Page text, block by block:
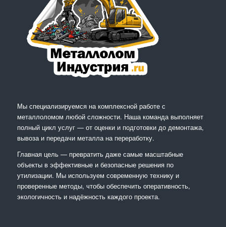
Мы специализируемся на комплексной работе с
металлоломом любой сложности. Наша команда выполняет
полный цикл услуг — от оценки и подготовки до демонтажа,
вывоза и передачи металла на переработку.
Главная цель — превратить даже самые масштабные
объекты в эффективные и безопасные решения по
утилизации. Мы используем современную технику и
проверенные методы, чтобы обеспечить оперативность,
экологичность и надёжность каждого проекта.